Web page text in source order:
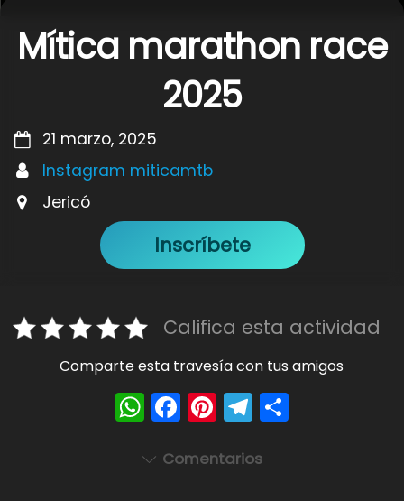
Mítica marathon race
2025
21 marzo, 2025
Instagram miticamtb
Jericó
Inscríbete
Califica esta actividad
Comparte esta travesía con tus amigos
W
h
a
F
a
c
Pi
nt
er
T
el
e
Comentarios